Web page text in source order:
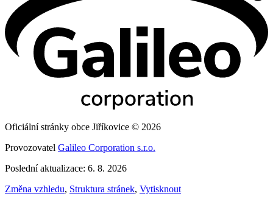
Oficiální stránky obce Jiříkovice © 2026
Provozovatel Galileo Corporation s.r.o.
Poslední aktualizace: 6. 8. 2026
Změna vzhledu, Struktura stránek, Vytisknout